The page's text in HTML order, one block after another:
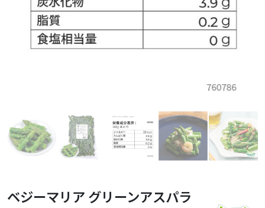
ベジーマリア グリーンアスパラ